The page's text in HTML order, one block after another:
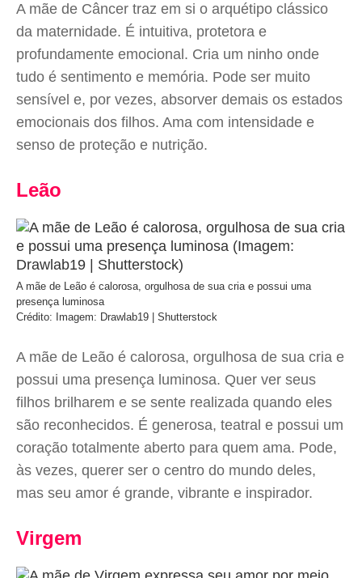
A mãe de Câncer traz em si o arquétipo clássico
da maternidade. É intuitiva, protetora e
profundamente emocional. Cria um ninho onde
tudo é sentimento e memória. Pode ser muito
sensível e, por vezes, absorver demais os estados
emocionais dos filhos. Ama com intensidade e
senso de proteção e nutrição.
Leão
A mãe de Leão é calorosa, orgulhosa de sua cria e possui uma
presença luminosa
Crédito: Imagem: Drawlab19 | Shutterstock
A mãe de Leão é calorosa, orgulhosa de sua cria e
possui uma presença luminosa. Quer ver seus
filhos brilharem e se sente realizada quando eles
são reconhecidos. É generosa, teatral e possui um
coração totalmente aberto para quem ama. Pode,
às vezes, querer ser o centro do mundo deles,
mas seu amor é grande, vibrante e inspirador.
Virgem